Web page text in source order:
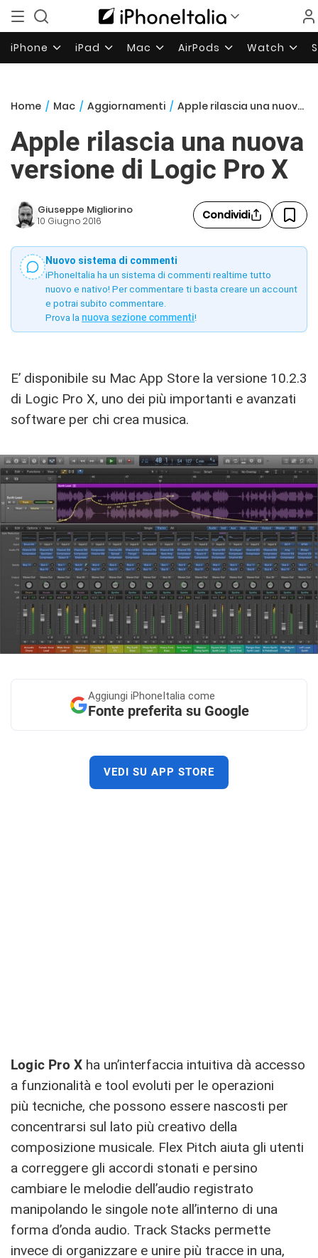
iPhone iPad Mac AirPods Watch
Home / Mac / Aggiornamenti / Apple rilascia una nuova versione di Logic Pro X
Apple rilascia una nuova
versione di Logic Pro X
Giuseppe Migliorino
10 Giugno 2016 Condividi
Nuovo sistema di commenti
iPhoneItalia ha un sistema di commenti realtime tutto
nuovo e nativo! Per commentare ti basta creare un account
e potrai subito commentare.
Prova la nuova sezione commenti!
E’ disponibile su Mac App Store la versione 10.2.3
di Logic Pro X, uno dei più importanti e avanzati
software per chi crea musica.
Aggiungi iPhoneItalia come
Fonte preferita su Google
VEDI SU APP STORE
Logic Pro X ha un’interfaccia intuitiva dà accesso
a funzionalità e tool evoluti per le operazioni
più tecniche, che possono essere nascosti per
concentrarsi sul lato più creativo della
composizione musicale. Flex Pitch aiuta gli utenti
a correggere gli accordi stonati e persino
cambiare le melodie dell’audio registrato
manipolando le singole note all’interno di una
forma d’onda audio. Track Stacks permette
invece di organizzare e unire più tracce in una,